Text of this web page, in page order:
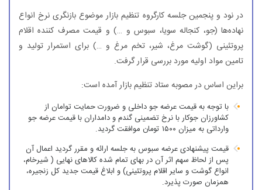
در نود و پنجمین جلسه کارگروه تنظیم بازار موضوع بازنگری نرخ انواع
نهاده‌ها (جو، کنجاله سویا، سبوس و …) و قیمت مصرف کننده اقلام
پروتئینی (گوشت مرغ، شیر، تخم مرغ و …) برای استمرار تولید و
تامین مواد اولیه مورد بررسی قرار گرفت.
براین اساس در مصوبه ستاد تنظیم بازار آمده است:
با توجه به قیمت عرضه جو داخلی و ضرورت حمایت توامان از
کشاورزان جوکار با نرخ تضمینی گندم و دامداران با قیمت عرضه جو
وارداتی به میزان ۱۵۰۰ تومان موافقت گردید.
قیمت پیشنهادی عرضه سبوس به جلسه ارائه و مقرر گردید اعمال آن
پس از لحاظ سهم اثر آن در بهای تمام شده کالاهای نهایی ( شیرخام،
انواع گوشت و سایر اقلام پروتئینی) و ابلاغ قیمت جدید کل زنجیره،
‌همزمان صورت پذیرد.